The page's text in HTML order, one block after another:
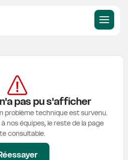
pas pu s'afficher
problème technique est survenu.
nos équipes, le reste de la page
consultable.